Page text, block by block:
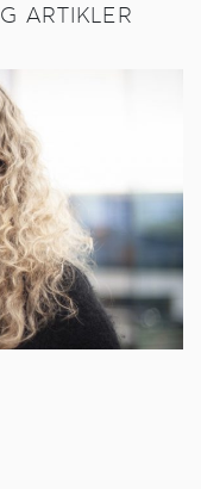
ARTIKLER